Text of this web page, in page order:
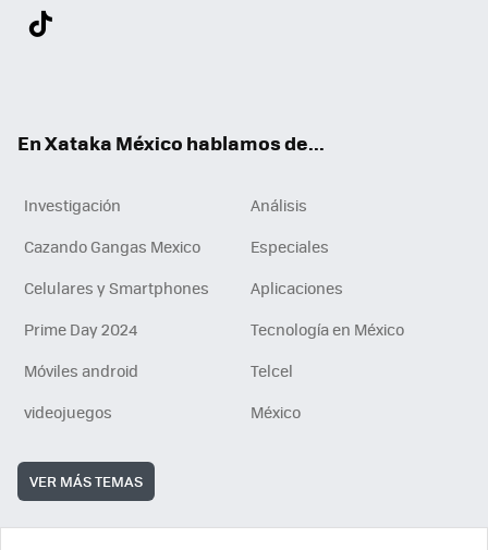
En Xataka México hablamos de...
Investigación
Análisis
Cazando Gangas Mexico
Especiales
Celulares y Smartphones
Aplicaciones
Prime Day 2024
Tecnología en México
Móviles android
Telcel
videojuegos
México
VER MÁS TEMAS